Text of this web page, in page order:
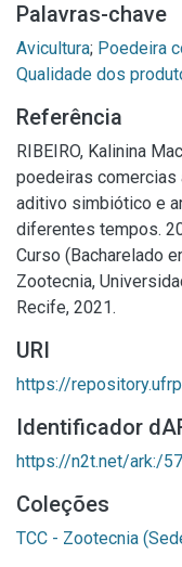
Palavras-chave
Avicultura; Poedeira
Qualidade dos
Referência
RIBEIRO, Kalinina
poedeiras comercias
aditivo simbiótico e
diferentes tempos.
Curso (Bacharelado
Zootecnia,
Recife, 2021.
URI
https://
Identificador
https://n2t.net/ark:/
Coleções
TCC - Zootecnia